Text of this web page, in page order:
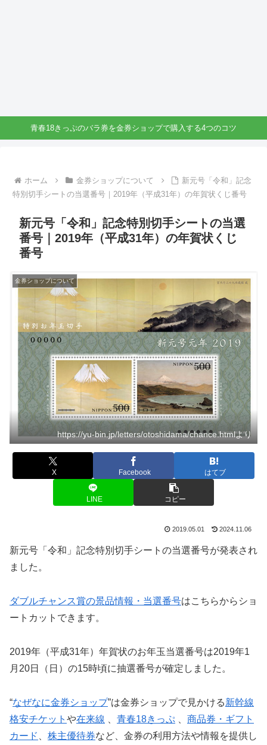
青春18きっぷのバラ券を金券ショップで購入する4つのコツ
ホーム 金券ショップについて
新元号「令和」記念
特別切手シートの当選番号｜2019年（平成31年）の年賀状くじ番号
新元号「令和」記念特別切手シートの当選
番号｜2019年（平成31年）の年賀状くじ
番号
金券ショップについて
https://yu-bin.jp/letters/otoshidama/chance.htmlより
X Facebook はてブ
LINE コピー
2019.05.01 2024.11.06
新元号「令和」記念特別切手シートの当選番号が発表され
ました。
ダブルチャンス賞の景品情報・当選番号はこちらからショ
ートカットできます。
2019年（平成31年）年賀状のお年玉当選番号は2019年1
月20日（日）の15時頃に抽選番号が確定しました。
“なぜなに金券ショップ”は金券ショップで見かける新幹線
格安チケット や在来線 青春18きっぷ
商品券・ギフト
カード
株主優待券など、金券の利用方法や情報を提供し